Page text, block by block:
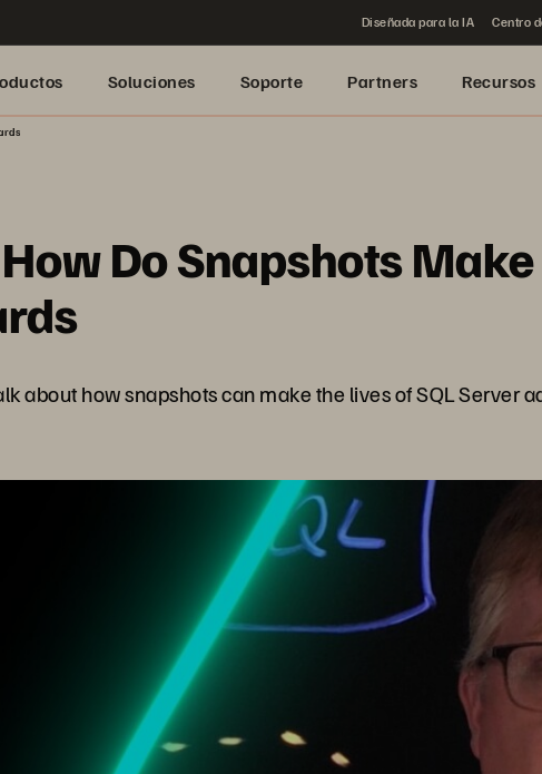
Diseñada para la IA Centro
Soluciones Soporte Partners Recursos
Do Snapshots
about how snapshots can make the lives of SQL Server